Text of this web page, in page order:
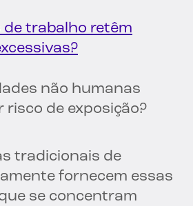
de trabalho retêm
não humanas
risco de exposição?
tradicionais de
fornecem essas
se concentram